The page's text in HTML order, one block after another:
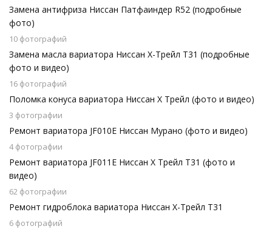
Замена антифриза Ниссан Патфаиндер R52 (подробные
фото)
10 фотографий
Замена масла вариатора Ниссан Х-Трейл Т31 (подробные
фото и видео)
16 фотографий
Поломка конуса вариатора Ниссан Х Трейл (фото и видео)
3 фотографии
Ремонт вариатора JF010E Ниссан Мурано (фото и видео)
4 фотографии
Ремонт вариатора JF011E Ниссан Х Трейл Т31 (фото и
видео)
62 фотографии
Ремонт гидроблока вариатора Ниссан Х-Трейл T31
6 фотографий